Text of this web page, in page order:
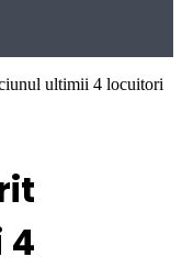
ultimii 4 locuitori
4